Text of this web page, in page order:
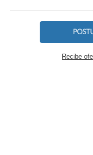
Recibe